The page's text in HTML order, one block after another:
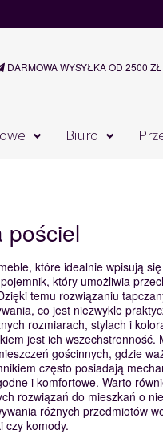
DARMOWA WYSYŁKA OD 2500 ZŁ
Biuro
pościel
które idealnie wpisują
który umożliwia
temu rozwiązaniu
co jest niezwykle
rozmiarach, stylach i
jest ich wszechstronność.
gościnnych, gdzie
często posiadają
i komfortowe. Warto
rozwiązań do mieszkań o
różnych przedmiotów
czy komody.